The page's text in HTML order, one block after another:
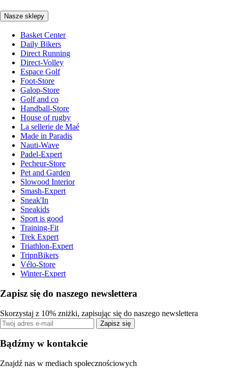
Nasze sklepy
Basket Center
Daily Bikers
Direct Running
Direct-Volley
Espace Golf
Foot-Store
Galop-Store
Golf and co
Handball-Store
House of rugby
La sellerie de Maé
Made in Paradis
Nauti-Wave
Padel-Expert
Pecheur-Store
Pet and Garden
Slowood Interior
Smash-Expert
Sneak'In
Sneakids
Sport is good
Training-Fit
Trek Expert
Triathlon-Expert
TripnBikers
Vélo-Store
Winter-Expert
Zapisz się do naszego newslettera
Skorzystaj z 10% zniżki, zapisując się do naszego newslettera
Zapisz się
Bądźmy w kontakcie
Znajdź nas w mediach społecznościowych